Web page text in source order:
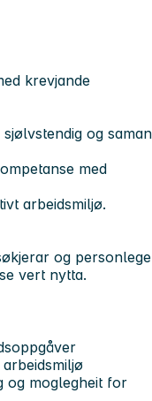
krevjande
og saman
med
arbeidsmiljø.
og personlege
vert nytta.
og moglegheit for